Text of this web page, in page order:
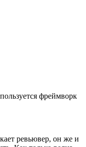
фреймворк
ревьювер, он же и